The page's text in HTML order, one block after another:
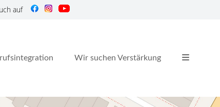
auf
Wir suchen Verstärkung